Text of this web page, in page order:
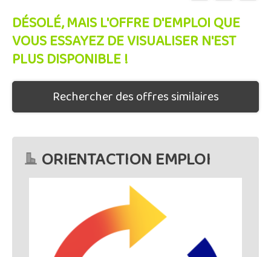
DÉSOLÉ, MAIS L'OFFRE D'EMPLOI QUE
VOUS ESSAYEZ DE VISUALISER N'EST
PLUS DISPONIBLE !
Rechercher des offres similaires
ORIENTACTION EMPLOI